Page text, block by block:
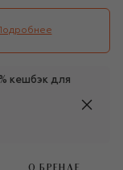
кешбэк для
О БРЕНДЕ